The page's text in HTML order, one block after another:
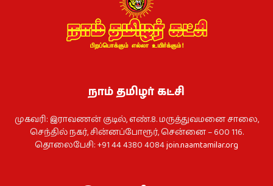
நாம் தமிழர் கட்சி
முகவரி: இராவணன் குடில், எண்.8. மருத்துவமனை சாலை,
செந்தில் நகர், சின்னப்போரூர், சென்னை – 600 116.
தொலைபேசி: +91 44 4380 4084join.naamtamilar.org